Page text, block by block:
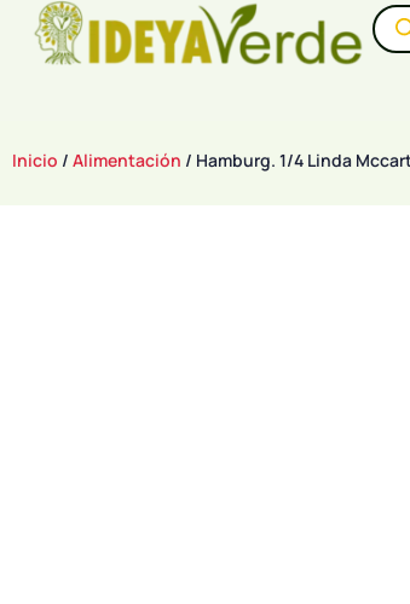
Inicio / Alimentación / Hamburg. 1/4 Linda